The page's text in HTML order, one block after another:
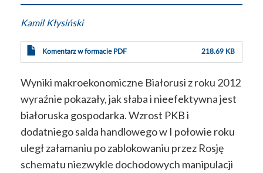
Kamil Kłysiński
Komentarz w formacie PDF 218.69 KB
Wyniki makroekonomiczne Białorusi z roku 2012
wyraźnie pokazały, jak słaba i nieefektywna jest
białoruska gospodarka. Wzrost PKB i
dodatniego salda handlowego w I połowie roku
uległ załamaniu po zablokowaniu przez Rosję
schematu niezwykle dochodowych manipulacji